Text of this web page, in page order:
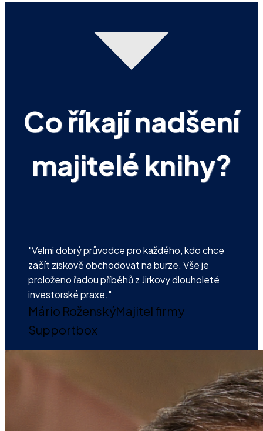
Co říkají nadšení
majitelé knihy?
"Velmi dobrý průvodce pro každého, kdo chce
začít ziskově obchodovat na burze. Vše je
proloženo řadou příběhů z Jirkovy dlouholeté
investorské praxe."
Mário RoženskýMajitel firmy
Supportbox